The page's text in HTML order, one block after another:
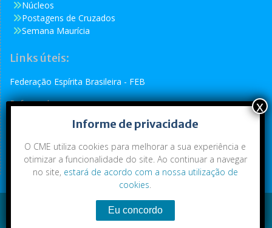
Núcleos
Postagens de Cruzados
Semana Maurícia
Links úteis:
Federação Espírita Brasileira - FEB
Reformador
Conselho Espírita Internacional - CEI
Conteúdo exclusivo da CME. Todos os direitos reservados.
Informe de privacidade
O CME utiliza cookies para melhorar a sua experiência e
otimizar a funcionalidade do site. Ao continuar a navegar
no site, estará de acordo com a nossa utilização de
cookies.